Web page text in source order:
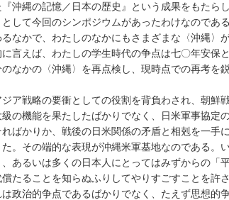
沖縄の記憶／日本の歴史』という成果をもたら
して今回のシンポジウムがあったわけなのである
なかで、わたしのなかにもさまざまな〈沖縄〉
言えば、わたしの学生時代の争点は七〇年安保
なかの〈沖縄〉を再点検し、現時点での再考を
ア戦略の要衝としての役割を背負わされ、朝鮮
の機能を果たしたばかりでなく、日米軍事協定
ばかりか、戦後の日米関係の矛盾と相剋を一手
。その端的な表現が沖縄米軍基地なのである。
あるいは多くの日本人にとってはみずからの「
たることを知らぬふりしてやりすごすことを許
政治的争点であるばかりでなく、たえず思想的